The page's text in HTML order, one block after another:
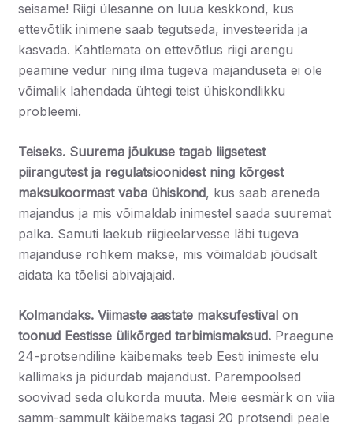
seisame! Riigi ülesanne on luua keskkond, kus
ettevõtlik inimene saab tegutseda, investeerida ja
kasvada. Kahtlemata on ettevõtlus riigi arengu
peamine vedur ning ilma tugeva majanduseta ei ole
võimalik lahendada ühtegi teist ühiskondlikku
probleemi.
Teiseks. Suurema jõukuse tagab liigsetest
piirangutest ja regulatsioonidest ning kõrgest
maksukoormast vaba ühiskond, kus saab areneda
majandus ja mis võimaldab inimestel saada suuremat
palka. Samuti laekub riigieelarvesse läbi tugeva
majanduse rohkem makse, mis võimaldab jõudsalt
aidata ka tõelisi abivajajaid.
Kolmandaks. Viimaste aastate maksufestival on
toonud Eestisse ülikõrged tarbimismaksud.Praegune
24-protsendiline käibemaks teeb Eesti inimeste elu
kallimaks ja pidurdab majandust. Parempoolsed
soovivad seda olukorda muuta. Meie eesmärk on viia
samm-sammult käibemaks tagasi 20 protsendi peale